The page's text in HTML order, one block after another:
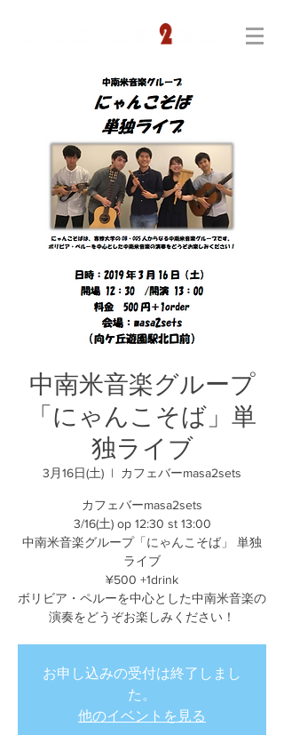
中南米音楽グループ
「にゃんこそば」単
独ライブ
3月16日(土)
  |
カフェバーmasa2sets
カフェバーmasa2sets
3/16(土) op 12:30 st 13:00
中南米音楽グループ「にゃんこそば」 単独
ライブ
¥500 +1drink
ボリビア・ペルーを中心とした中南米音楽の
演奏をどうぞお楽しみください！
お申し込みの受付は終了しまし
た。
他のイベントを見る